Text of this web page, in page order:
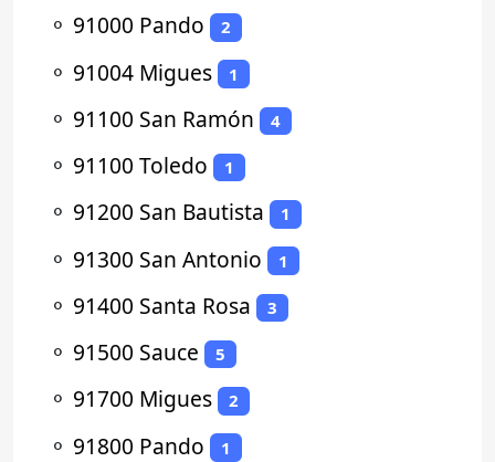
⚬ 91000 Pando 2
⚬ 91004 Migues 1
⚬ 91100 San Ramón 4
⚬ 91100 Toledo 1
⚬ 91200 San Bautista 1
⚬ 91300 San Antonio 1
⚬ 91400 Santa Rosa 3
⚬ 91500 Sauce 5
⚬ 91700 Migues 2
⚬ 91800 Pando 1